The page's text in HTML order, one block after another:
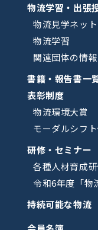
物流学習・出張
物流見学ネッ
物流学習
関連団体の情報
書籍・報告書一
表彰制度
物流環境大賞
モーダルシフ
研修・セミナー
各種人材育成
令和6年度「物
持続可能な物流